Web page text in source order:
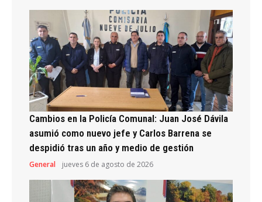
Cambios en la Policía Comunal: Juan José Dávila
asumió como nuevo jefe y Carlos Barrena se
despidió tras un año y medio de gestión
General jueves 6 de agosto de 2026